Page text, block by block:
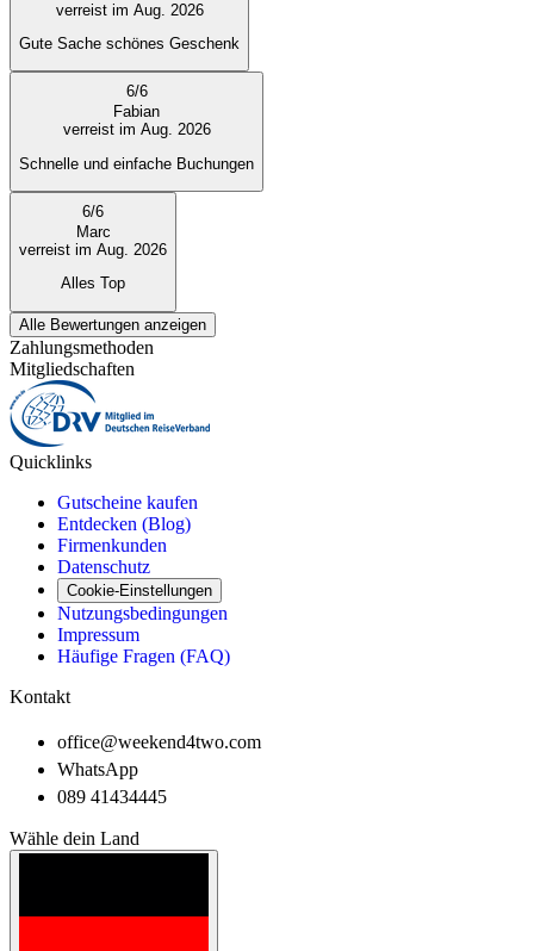
verreist im Aug. 2026
Gute Sache schönes Geschenk
6/6
Fabian
verreist im Aug. 2026
Schnelle und einfache Buchungen
6/6
Marc
verreist im Aug. 2026
Alles Top
Alle Bewertungen anzeigen
Zahlungsmethoden
Mitgliedschaften
Quicklinks
Gutscheine kaufen
Entdecken (Blog)
Firmenkunden
Datenschutz
Cookie-Einstellungen
Nutzungsbedingungen
Impressum
Häufige Fragen (FAQ)
Kontakt
office@weekend4two.com
WhatsApp
089 41434445
Wähle dein Land